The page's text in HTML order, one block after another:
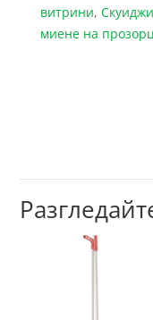
витрини,
миене на